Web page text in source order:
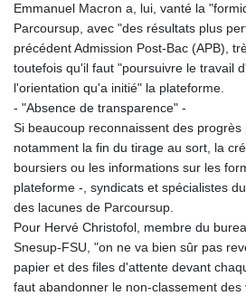
Emmanuel Macron a, lui, vanté la
Parcoursup, avec "des résultats plus
précédent Admission Post-Bac (APB),
toutefois qu'il faut "poursuivre le travail
l'orientation qu'a initié" la plateforme.
- "Absence de transparence" -
Si beaucoup reconnaissent des progrès
notamment la fin du tirage au sort, la
boursiers ou les informations sur les
plateforme -, syndicats et spécialistes
des lacunes de Parcoursup.
Pour Hervé Christofol, membre du
Snesup-FSU, "on ne va bien sûr pas
papier et des files d'attente devant
faut abandonner le non-classement